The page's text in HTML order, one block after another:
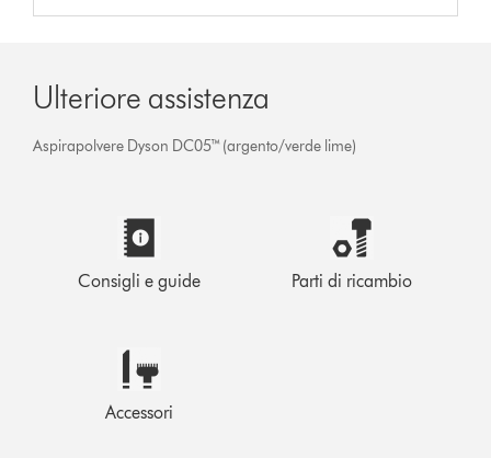
Ulteriore assistenza
Aspirapolvere Dyson DC05™ (argento/verde lime)
Consigli e guide Parti di ricambio
Accessori